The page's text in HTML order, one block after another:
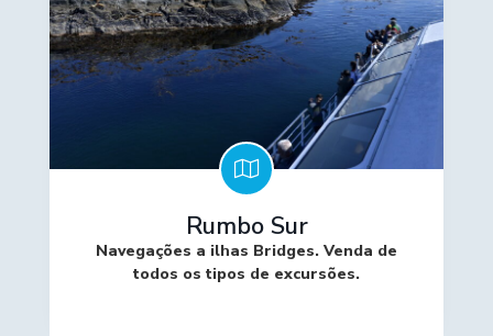
Rumbo Sur
Navegações a ilhas Bridges. Venda de
todos os tipos de excursões.